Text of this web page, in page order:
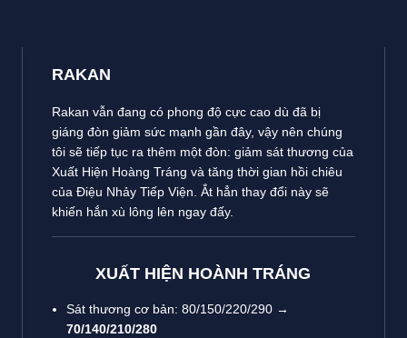
RAKAN
Rakan vẫn đang có phong độ cực cao dù đã bị
giáng đòn giảm sức mạnh gần đây, vậy nên chúng
tôi sẽ tiếp tục ra thêm một đòn: giảm sát thương của
Xuất Hiện Hoàng Tráng và tăng thời gian hồi chiêu
của Điệu Nhảy Tiếp Viện. Ắt hẳn thay đổi này sẽ
khiến hắn xù lông lên ngay đấy.
XUẤT HIỆN HOÀNH TRÁNG
Sát thương cơ bản: 80/150/220/290 →
70/140/210/280